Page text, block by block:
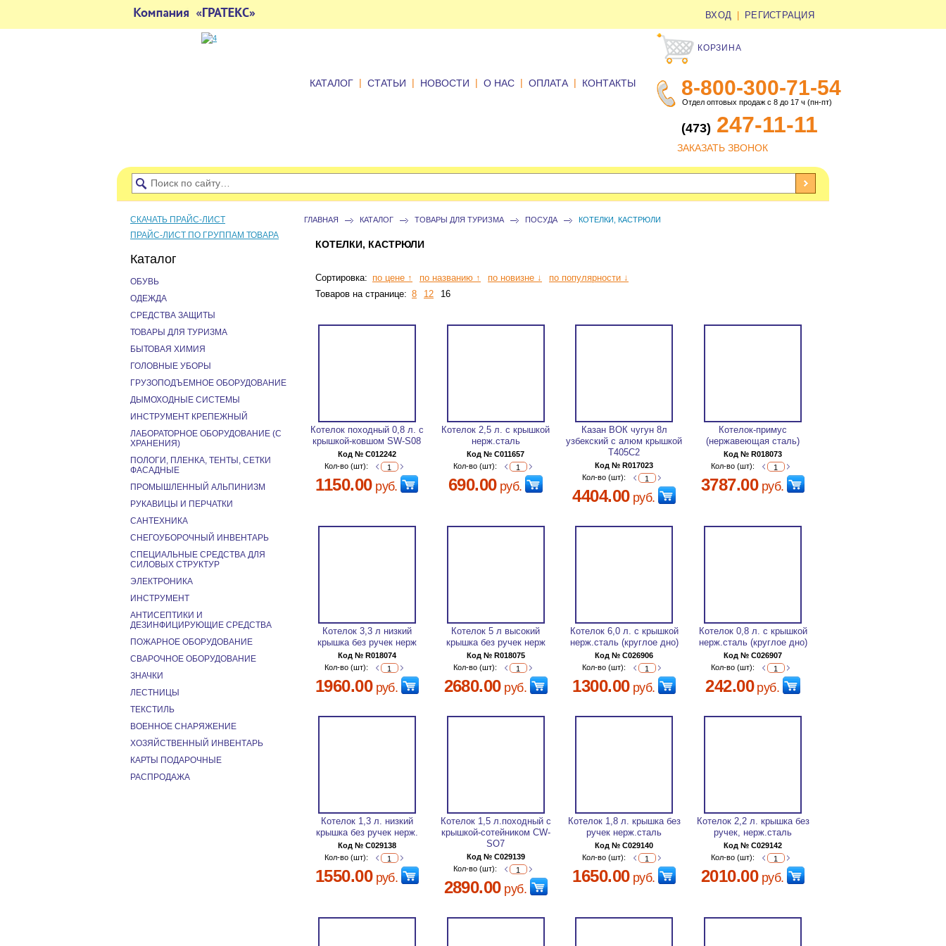
ВХОД РЕГИСТРАЦИЯ
КОРЗИНА
8-800-300-71-54
Отдел оптовых продаж с 8 до 17 ч (пн-пт)
(473) 247-11-11
ЗАКАЗАТЬ ЗВОНОК
КАТАЛОГ | СТАТЬИ | НОВОСТИ | О НАС | ОПЛАТА | КОНТАКТЫ
ГЛАВНАЯ КАТАЛОГ ТОВАРЫ ДЛЯ ТУРИЗМА ПОСУДА КОТЕЛКИ, КАСТРЮЛИ
КОТЕЛКИ, КАСТРЮЛИ
Сортировка: по цене ↑ по названию ↑ по новизне ↓
по популярности ↓
Товаров на странице: 8 12 16
Котелок походный 0,8 л. с
крышкой-ковшом SW-S08
Код № C012242
Кол-во (шт):
1150.00руб.
Котелок 2,5 л. c крышкой
нерж.сталь
Код № C011657
Кол-во (шт):
690.00руб.
Казан ВОК чугун 8л
узбекский с алюм крышкой
Т405С2
Код № R017023
Кол-во (шт):
4404.00руб.
Котелок-примус
(нержавеющая сталь)
Код № R018073
Кол-во (шт):
3787.00руб.
Котелок 3,3 л низкий
крышка без ручек нерж
Код № R018074
Кол-во (шт):
1960.00руб.
Котелок 5 л высокий
крышка без ручек нерж
Код № R018075
Кол-во (шт):
2680.00руб.
Котелок 6,0 л. c крышкой
нерж.сталь (круглое дно)
Код № C026906
Кол-во (шт):
1300.00руб.
Котелок 0,8 л. c крышкой
нерж.сталь (круглое дно)
Код № C026907
Кол-во (шт):
242.00руб.
Котелок 1,3 л. низкий
крышка без ручек нерж.
Код № C029138
Кол-во (шт):
1550.00руб.
Котелок 1,5 л.походный с
крышкой-сотейником CW-
SO7
Код № C029139
Кол-во (шт):
2890.00руб.
Котелок 1,8 л. крышка без
ручек нерж.сталь
Код № C029140
Кол-во (шт):
1650.00руб.
Котелок 2,2 л. крышка без
ручек, нерж.сталь
Код № C029142
Кол-во (шт):
2010.00руб.
СКАЧАТЬ ПРАЙС-ЛИСТ
ПРАЙС-ЛИСТ ПО ГРУППАМ ТОВАРА
Каталог
ОБУВЬ
ОДЕЖДА
СРЕДСТВА ЗАЩИТЫ
ТОВАРЫ ДЛЯ ТУРИЗМА
БЫТОВАЯ ХИМИЯ
ГОЛОВНЫЕ УБОРЫ
ГРУЗОПОДЪЕМНОЕ ОБОРУДОВАНИЕ
ДЫМОХОДНЫЕ СИСТЕМЫ
ИНСТРУМЕНТ КРЕПЕЖНЫЙ
ЛАБОРАТОРНОЕ ОБОРУДОВАНИЕ (С
ХРАНЕНИЯ)
ПОЛОГИ, ПЛЕНКА, ТЕНТЫ, СЕТКИ
ФАСАДНЫЕ
ПРОМЫШЛЕННЫЙ АЛЬПИНИЗМ
РУКАВИЦЫ И ПЕРЧАТКИ
САНТЕХНИКА
СНЕГОУБОРОЧНЫЙ ИНВЕНТАРЬ
СПЕЦИАЛЬНЫЕ СРЕДСТВА ДЛЯ
СИЛОВЫХ СТРУКТУР
ЭЛЕКТРОНИКА
ИНСТРУМЕНТ
АНТИСЕПТИКИ И
ДЕЗИНФИЦИРУЮЩИЕ СРЕДСТВА
ПОЖАРНОЕ ОБОРУДОВАНИЕ
СВАРОЧНОЕ ОБОРУДОВАНИЕ
ЗНАЧКИ
ЛЕСТНИЦЫ
ТЕКСТИЛЬ
ВОЕННОЕ СНАРЯЖЕНИЕ
ХОЗЯЙСТВЕННЫЙ ИНВЕНТАРЬ
КАРТЫ ПОДАРОЧНЫЕ
РАСПРОДАЖА